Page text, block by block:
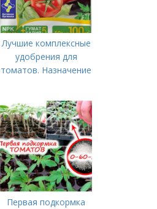
Лучшие комплексные
удобрения для
томатов. Назначение
Первая подкормка